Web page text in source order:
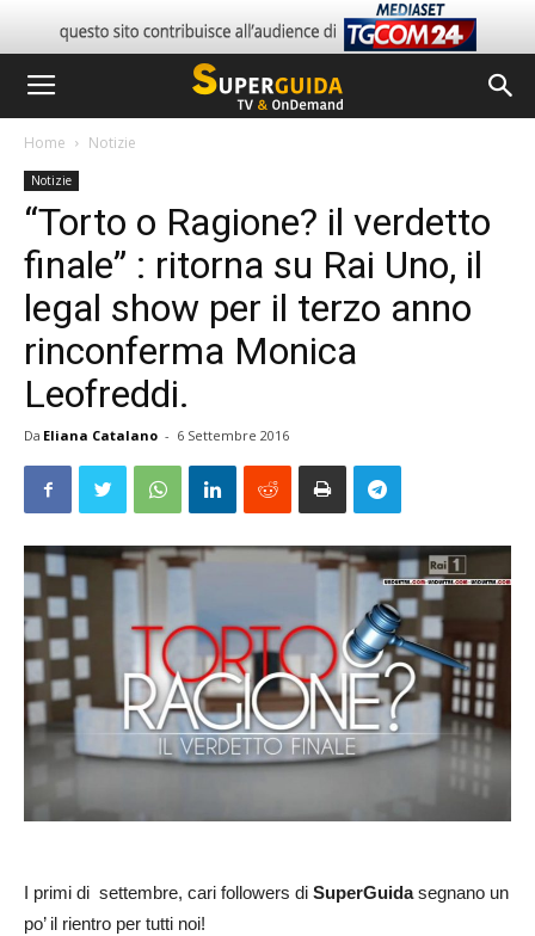
Home Notizie
Notizie
“Torto o Ragione? il verdetto
finale” : ritorna su Rai Uno, il
legal show per il terzo anno
rinconferma Monica
Leofreddi.
Da Eliana Catalano - 6 Settembre 2016
I primi di settembre, cari followers di SuperGuidasegnano un
po’ il rientro per tutti noi!